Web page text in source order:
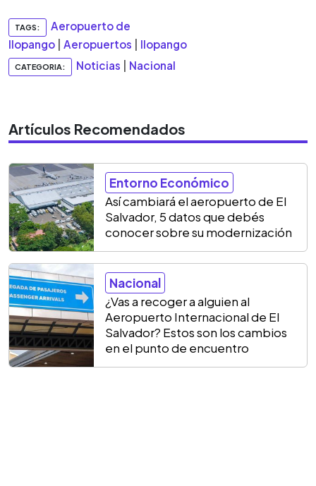
TAGS:
Aeropuerto de
Ilopango
Aeropuertos Ilopango
CATEGORIA: Noticias Nacional
Artículos Recomendados
Entorno Económico
Así cambiará el aeropuerto de El
Salvador, 5 datos que debés
conocer sobre su modernización
Nacional
¿Vas a recoger a alguien al
Aeropuerto Internacional de El
Salvador? Estos son los cambios
en el punto de encuentro